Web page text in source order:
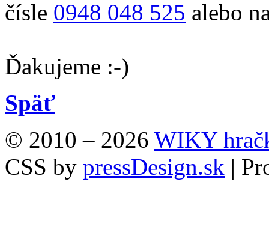
čísle 0948 048 525 alebo
Ďakujeme :-)
Späť
© 2010 – 2026 WIKY
CSS by pressDesign.sk |